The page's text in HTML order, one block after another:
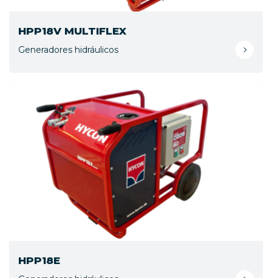
HPP18V MULTIFLEX
Generadores hidráulicos
HPP18E